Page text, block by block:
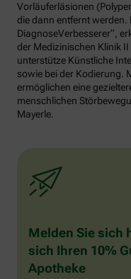
Vorläuferläsionen
die dann entfernt werden.
DiagnoseVerbesserer“,
der Medizinischen Klinik
unterstütze Künstliche
sowie bei der Kodierung.
ermöglichen eine
menschlichen
Mayerle.
Melden Sie sich
sich Ihren 10%
Apotheke